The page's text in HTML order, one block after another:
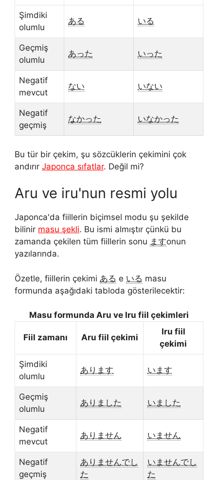
Şimdiki
olumlu
ある いる
Geçmiş
olumlu
あった いった
Negatif
mevcut
ない いない
Negatif
geçmiş
なかった いなかった
Bu tür bir çekim, şu sözcüklerin çekimini çok
andırır Japonca sıfatlar. Değil mi?
Aru ve iru'nun resmi yolu
Japonca'da fiillerin biçimsel modu şu şekilde
bilinir masu şekli. Bu ismi almıştır çünkü bu
zamanda çekilen tüm fiillerin sonu ますonun
yazılarında.
Özetle, fiillerin çekimi ある e いる masu
formunda aşağıdaki tabloda gösterilecektir:
Masu formunda Aru ve Iru fiil çekimleri
Fiil zamanı Aru fiil çekimi
Iru fiil
çekimi
Şimdiki
olumlu
あります います
Geçmiş
olumlu
ありました いました
Negatif
mevcut
ありません いません
Negatif
geçmiş
ありませんでし
た
いませんでし
た